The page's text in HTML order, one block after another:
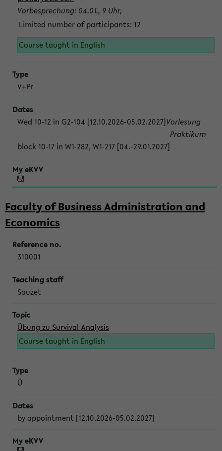
Vorbesprechung: 04.01., 9 Uhr,
Limited number of participants: 12
Course taught in English
V+Pr
Wed 10-12 in G2-104 [12.10.2026-05.02.2027]Vorlesung
block 10-17 in W1-282, W1-217 [04.-29.01.2027]
Praktikum
Faculty of Business Administration and
Economics
310001
Sauzet
Übung zu Survival Analysis
Course taught in English
Ü
by appointment [12.10.2026-05.02.2027]